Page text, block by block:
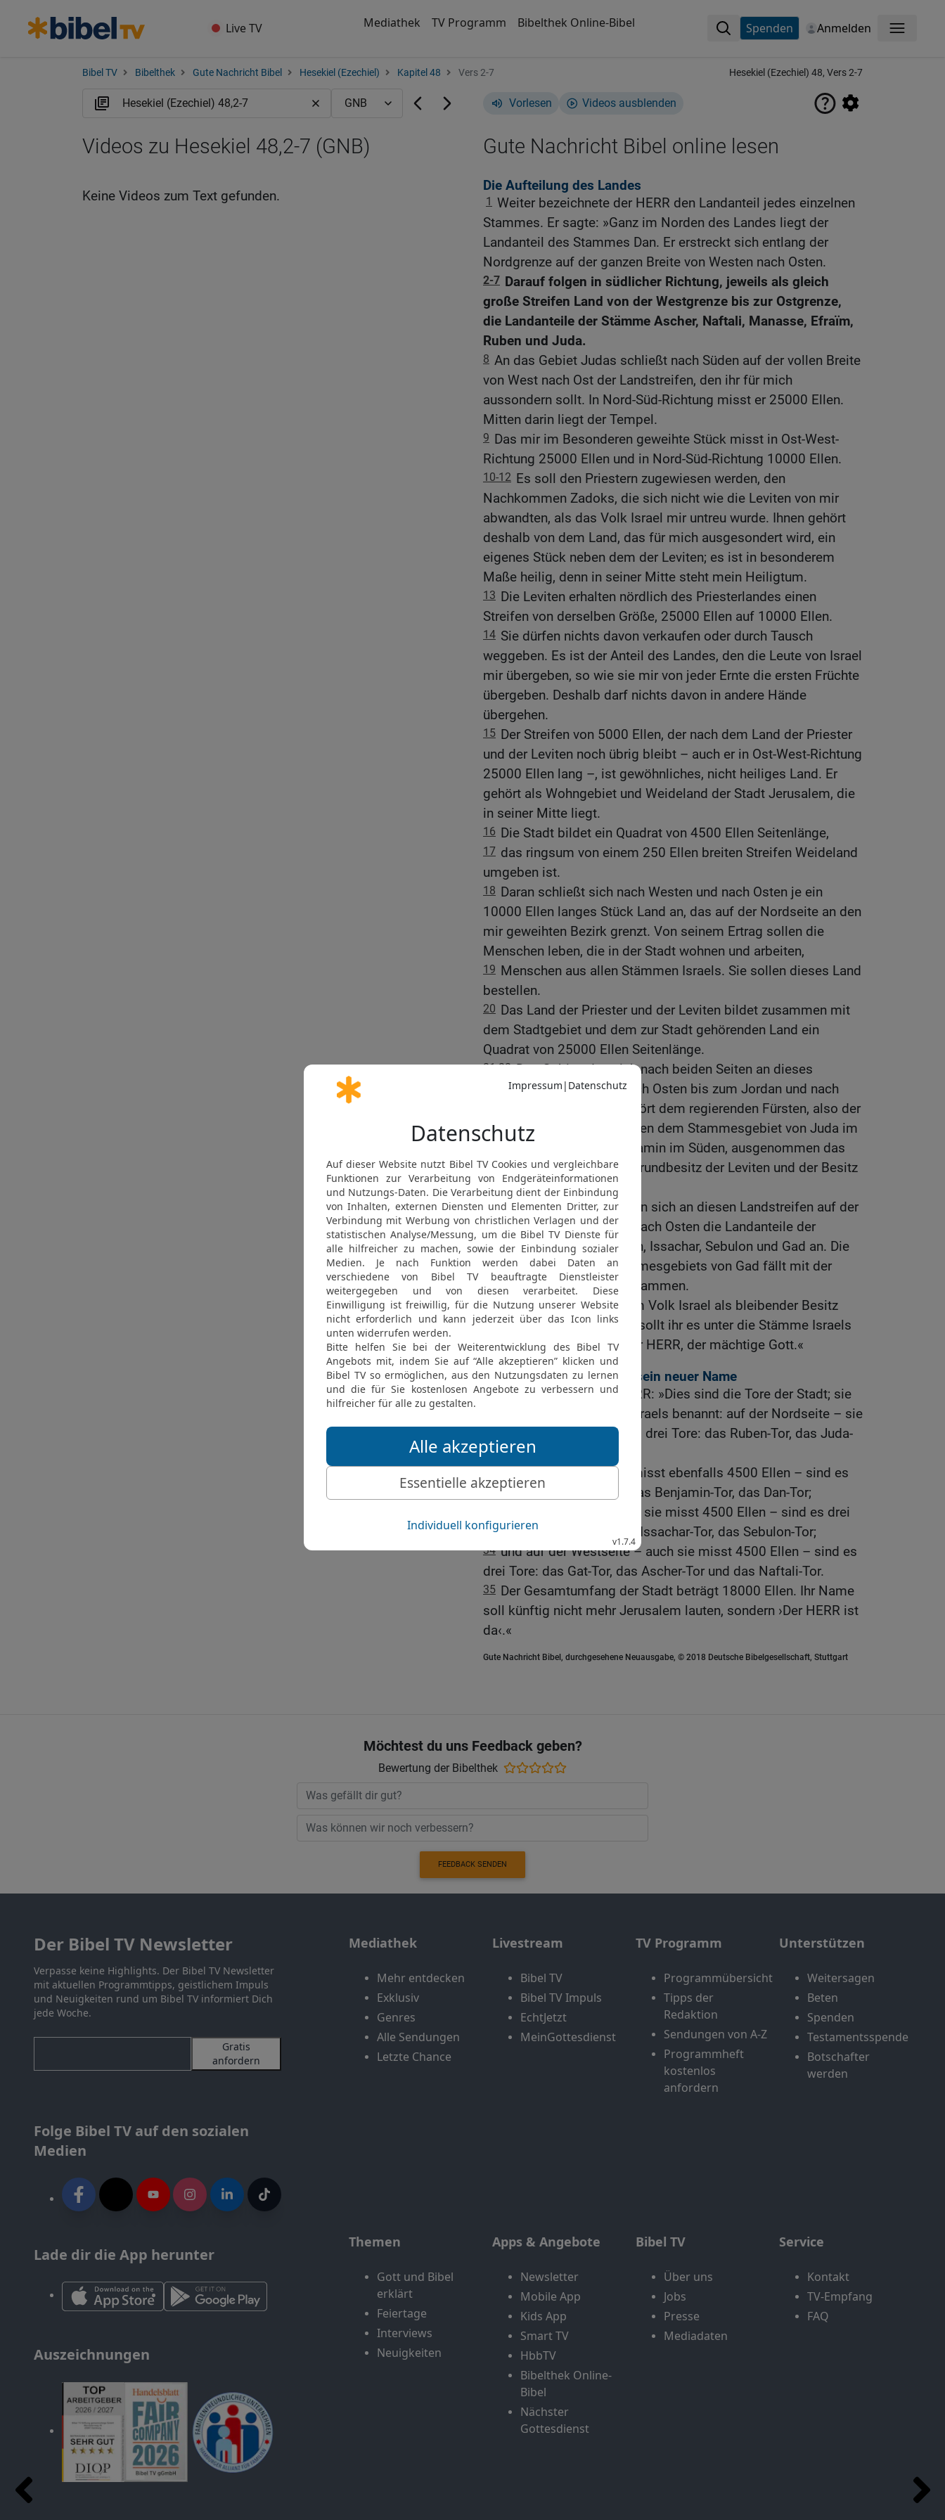
Live TV Mediathek TV Programm Bibelthek Online-Bibel Spenden Anmelden Menü
Bibel TV Bibelthek Gute Nachricht Bibel Hesekiel (Ezechiel) Kapitel 48 Vers 2-7 Hesekiel (Ezechiel) 48, Vers 2-7
Vorlesen Videos ausblenden
Gute Nachricht Bibel online lesen
Die Aufteilung des Landes
1 Weiter bezeichnete der HERR den Landanteil jedes einzelnen
Stammes. Er sagte: »Ganz im Norden des Landes liegt der
Landanteil des Stammes Dan. Er erstreckt sich entlang der
Nordgrenze auf der ganzen Breite von Westen nach Osten.
2-7 Darauf folgen in südlicher Richtung, jeweils als gleich
große Streifen Land von der Westgrenze bis zur Ostgrenze,
die Landanteile der Stämme Ascher, Naftali, Manasse, Efraïm,
Ruben und Juda.
8 An das Gebiet Judas schließt nach Süden auf der vollen Breite
von West nach Ost der Landstreifen, den ihr für mich
aussondern sollt. In Nord-Süd-Richtung misst er 25000 Ellen.
Mitten darin liegt der Tempel.
9 Das mir im Besonderen geweihte Stück misst in Ost-West-
Richtung 25000 Ellen und in Nord-Süd-Richtung 10000 Ellen.
10-12 Es soll den Priestern zugewiesen werden, den
Nachkommen Zadoks, die sich nicht wie die Leviten von mir
abwandten, als das Volk Israel mir untreu wurde. Ihnen gehört
deshalb von dem Land, das für mich ausgesondert wird, ein
eigenes Stück neben dem der Leviten; es ist in besonderem
Maße heilig, denn in seiner Mitte steht mein Heiligtum.
13 Die Leviten erhalten nördlich des Priesterlandes einen
Streifen von derselben Größe, 25000 Ellen auf 10000 Ellen.
14 Sie dürfen nichts davon verkaufen oder durch Tausch
weggeben. Es ist der Anteil des Landes, den die Leute von Israel
mir übergeben, so wie sie mir von jeder Ernte die ersten Früchte
übergeben. Deshalb darf nichts davon in andere Hände
übergehen.
15 Der Streifen von 5000 Ellen, der nach dem Land der Priester
und der Leviten noch übrig bleibt – auch er in Ost-West-Richtung
25000 Ellen lang –, ist gewöhnliches, nicht heiliges Land. Er
gehört als Wohngebiet und Weideland der Stadt Jerusalem, die
in seiner Mitte liegt.
16 Die Stadt bildet ein Quadrat von 4500 Ellen Seitenlänge,
17 das ringsum von einem 250 Ellen breiten Streifen Weideland
umgeben ist.
18 Daran schließt sich nach Westen und nach Osten je ein
10000 Ellen langes Stück Land an, das auf der Nordseite an den
mir geweihten Bezirk grenzt. Von seinem Ertrag sollen die
Menschen leben, die in der Stadt wohnen und arbeiten,
19 Menschen aus allen Stämmen Israels. Sie sollen dieses Land
bestellen.
20 Das Land der Priester und der Leviten bildet zusammen mit
dem Stadtgebiet und dem zur Stadt gehörenden Land ein
Quadrat von 25000 Ellen Seitenlänge.
21-22 Das Gebiet, das sich nach beiden Seiten an dieses
Mittelstück anschließt, nach Osten bis zum Jordan und nach
Westen bis zum Meer, gehört dem regierenden Fürsten, also der
ganze Landstreifen zwischen dem Stammesgebiet von Juda im
Norden und dem von Benjamin im Süden, ausgenommen das
Gebiet des Tempels, der Grundbesitz der Leviten und der Besitz
der Stadt.
23-28
Nach Süden schließen sich an diesen Landstreifen auf der
vollen Länge von Westen nach Osten die Landanteile der
Stämme Benjamin, Simeon, Issachar, Sebulon und Gad an. Die
südliche Grenze des Stammesgebiets von Gad fällt mit der
Südgrenze des Landes zusammen.
29 Dieses Land gehört dem Volk Israel als bleibender Besitz
und nach diesen Angaben sollt ihr es unter die Stämme Israels
aufteilen. Das sage ich, der HERR, der mächtige Gott.«
Die Tore Jerusalems und sein neuer Name
30-31 Weiter sagte der HERR: »Dies sind die Tore der Stadt; sie
sind nach den Stämmen Israels benannt: auf der Nordseite – sie
misst 4500 Ellen – sind es drei Tore: das Ruben-Tor, das Juda-
Tor, das Levi-Tor;
auf der Ostseite – sie misst ebenfalls 4500 Ellen – sind es
drei Tore: das Josef-Tor, das Benjamin-Tor, das Dan-Tor;
auf der Südseite – auch sie misst 4500 Ellen – sind es drei
Tore: das Simeon-Tor, das Issachar-Tor, das Sebulon-Tor;
34 und auf der Westseite – auch sie misst 4500 Ellen – sind es
drei Tore: das Gat-Tor, das Ascher-Tor und das Naftali-Tor.
35 Der Gesamtumfang der Stadt beträgt 18000 Ellen. Ihr Name
soll künftig nicht mehr Jerusalem lauten, sondern ›Der HERR ist
da‹.«
Gute Nachricht Bibel, durchgesehene Neuausgabe, © 2018 Deutsche Bibelgesellschaft, Stuttgart
Videos zu Hesekiel 48,2-7 (GNB)
Keine Videos zum Text gefunden.
Möchtest du uns Feedback geben?
Bewertung der Bibelthek
FEEDBACK SENDEN
Der Bibel TV Newsletter
Verpasse keine Highlights. Der Bibel TV Newsletter
mit aktuellen Programmtipps, geistlichem Impuls
und Neuigkeiten rund um Bibel TV informiert Dich
jede Woche.
Gratis
anfordern
Folge Bibel TV auf den sozialen
Medien
Lade dir die App herunter
Auszeichnungen
Mediathek
Mehr entdecken
Exklusiv
Genres
Alle Sendungen
Letzte Chance
Livestream
Bibel TV
Bibel TV Impuls
EchtJetzt
MeinGottesdienst
TV Programm
Programmübersicht
Tipps der
Redaktion
Sendungen von A-Z
Programmheft
kostenlos
anfordern
Unterstützen
Weitersagen
Beten
Spenden
Testamentsspende
Botschafter
werden
Themen
Gott und Bibel
erklärt
Feiertage
Interviews
Neuigkeiten
Apps & Angebote
Newsletter
Mobile App
Kids App
Smart TV
HbbTV
Bibelthek Online-
Bibel
Nächster
Gottesdienst
Bibel TV
Über uns
Jobs
Presse
Mediadaten
Service
Kontakt
TV-Empfang
FAQ